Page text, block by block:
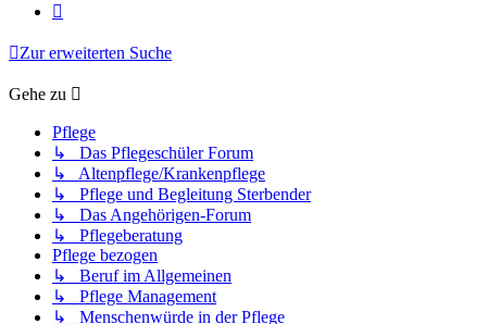
Zur erweiterten Suche
Gehe zu
Pflege
↳ Das Pflegeschüler Forum
↳ Altenpflege/Krankenpflege
↳ Pflege und Begleitung Sterbender
↳ Das Angehörigen-Forum
↳ Pflegeberatung
Pflege bezogen
↳ Beruf im Allgemeinen
↳ Pflege Management
↳ Menschenwürde in der Pflege